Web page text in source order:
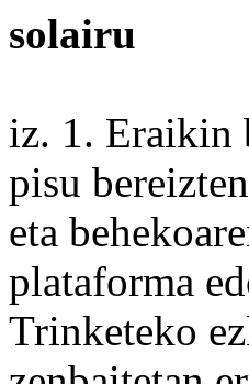
solairu
iz. 1. Eraikin
pisu
eta
plataforma
Trinketeko